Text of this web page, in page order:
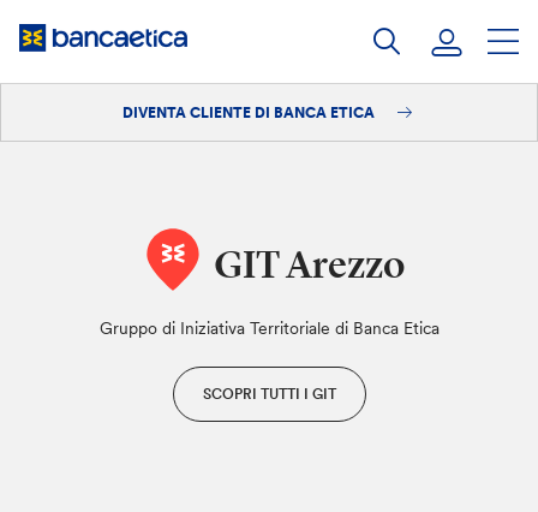
DIVENTA CLIENTE DI BANCA ETICA
GIT Arezzo
Gruppo di Iniziativa Territoriale di Banca Etica
SCOPRI TUTTI I GIT